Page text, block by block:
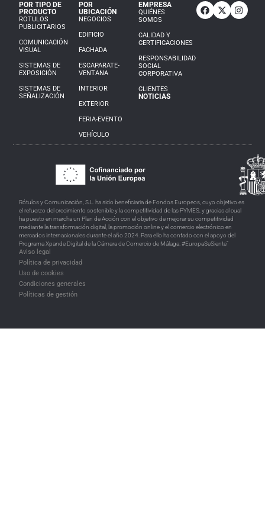
POR TIPO DE
PRODUCTO
ROTULOS
PUBLICITARIOS
COMUNICACIÓN
VISUAL
SISTEMAS DE
EXPOSICIÓN
SISTEMAS DE
SEÑALIZACIÓN
POR
UBICACIÓN
NEGOCIOS
EDIFICIO
FACHADA
ESCAPARATE-
VENTANA
INTERIOR
EXTERIOR
FERIA-EVENTO
VEHÍCULO
EMPRESA
QUIÉNES
SOMOS
CALIDAD Y
CERTIFICACIONES
RESPONSABILIDAD
SOCIAL
CORPORATIVA
CLIENTES
NOTICIAS
Rótulos y Comunicación, S.L. ha sido beneficiaria de Fondos Europeos, cuyo objetivo es
el refuerzo del crecimiento sostenible y la competitividad de las PYMES, y gracias al cual
ha puesto en marcha un Plan de Acción con el objetivo de mejorar su competitividad
mediante la transformación digital, la promoción online y el comercio electrónico en
mercados internacionales durante el año 2024. Para ello ha contado con el apoyo del
Programa Xpande Digital de la Cámara de Comercio de Málaga. #EuropaSeSiente”
Aviso legal
Política de privacidad
Uso de cookies
Condiciones generales
Políticas de gestión